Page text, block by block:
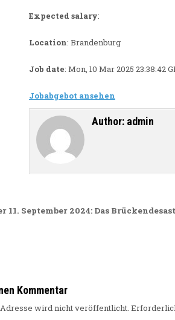
Expected salary:
Location: Brandenburg
Job date: Mon, 10 Mar 2025 23:38:42
Jobabgebot ansehen
Author: admin
11. September 2024: Das
Kommentar
wird nicht veröffentlicht.